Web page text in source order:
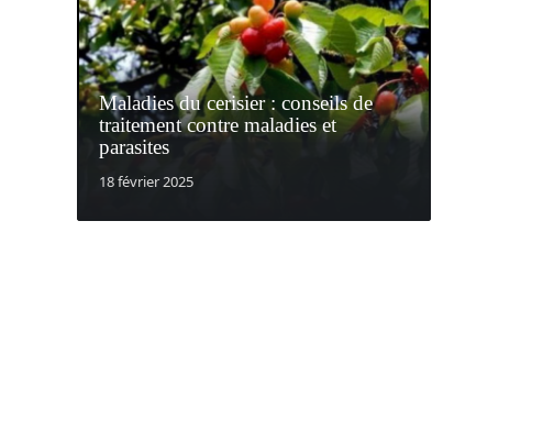
Maladies du cerisier : conseils de
traitement contre maladies et
parasites
18 février 2025